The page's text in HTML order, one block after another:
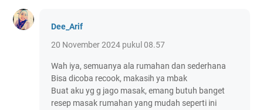
Dee_Arif
20 November 2024 pukul 08.57
Wah iya, semuanya ala rumahan dan sederhana
Bisa dicoba recook, makasih ya mbak
Buat aku yg g jago masak, emang butuh banget
resep masak rumahan yang mudah seperti ini